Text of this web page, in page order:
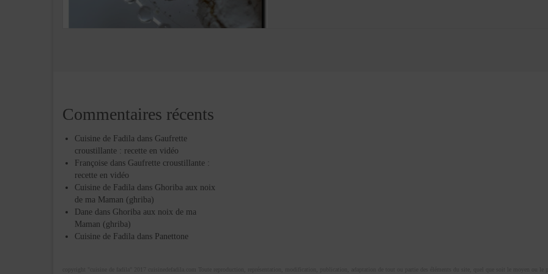
Commentaires récents
Cuisine de Fadila dans Gaufrette
croustillante : recette en vidéo
Françoise dans Gaufrette croustillante :
recette en vidéo
Cuisine de Fadila dans Ghoriba aux noix
de ma Maman (ghriba)
Dane dans Ghoriba aux noix de ma
Maman (ghriba)
Cuisine de Fadila dans Panettone